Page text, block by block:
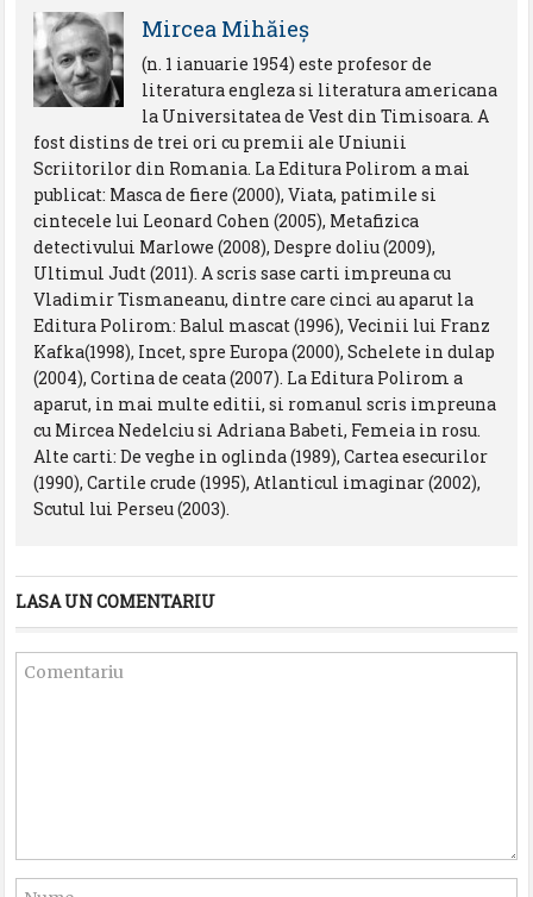
Mircea Mihăieş
(n. 1 ianuarie 1954) este profesor de
literatura engleza si literatura americana
la Universitatea de Vest din Timisoara. A
fost distins de trei ori cu premii ale Uniunii
Scriitorilor din Romania. La Editura Polirom a mai
publicat: Masca de fiere (2000), Viata, patimile si
cintecele lui Leonard Cohen (2005), Metafizica
detectivului Marlowe (2008), Despre doliu (2009),
Ultimul Judt (2011). A scris sase carti impreuna cu
Vladimir Tismaneanu, dintre care cinci au aparut la
Editura Polirom: Balul mascat (1996), Vecinii lui Franz
Kafka(1998), Incet, spre Europa (2000), Schelete in dulap
(2004), Cortina de ceata (2007). La Editura Polirom a
aparut, in mai multe editii, si romanul scris impreuna
cu Mircea Nedelciu si Adriana Babeti, Femeia in rosu.
Alte carti: De veghe in oglinda (1989), Cartea esecurilor
(1990), Cartile crude (1995), Atlanticul imaginar (2002),
Scutul lui Perseu (2003).
LASA UN COMENTARIU